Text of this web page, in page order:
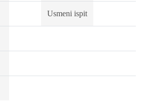
Usmeni ispit